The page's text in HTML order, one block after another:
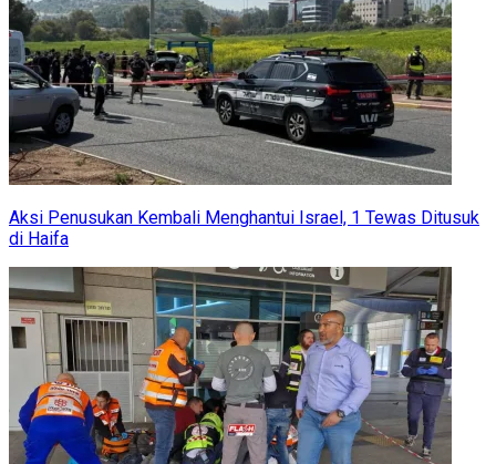
Aksi Penusukan Kembali Menghantui Israel, 1 Tewas Ditusuk
di Haifa